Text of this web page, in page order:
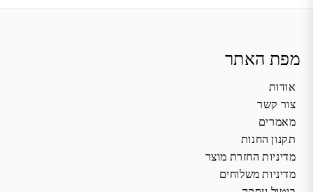
מפת האתר
אודות
צור קשר
מאמרים
תקנון החנות
מדיניות החזרת מוצר
מדיניות משלוחים